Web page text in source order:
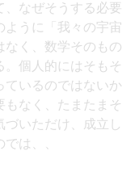
なぜそうする必要
ように「我々の宇宙
なく、数学そのもの
。個人的にはそもそ
ているのではないか
もなく、たまたまそ
いただけ、成立し
は、、